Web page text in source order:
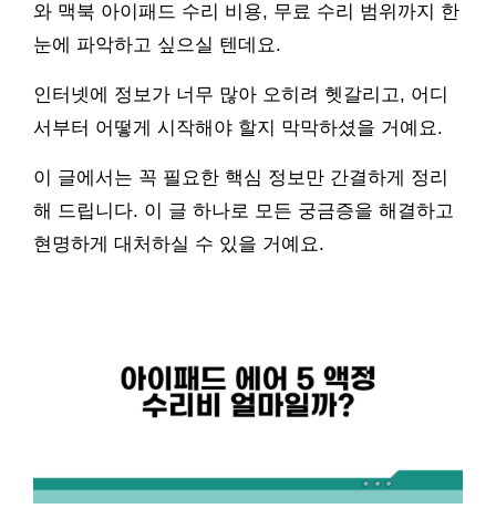
와 맥북 아이패드 수리 비용, 무료 수리 범위까지 한
눈에 파악하고 싶으실 텐데요.
인터넷에 정보가 너무 많아 오히려 헷갈리고, 어디
서부터 어떻게 시작해야 할지 막막하셨을 거예요.
이 글에서는 꼭 필요한 핵심 정보만 간결하게 정리
해 드립니다. 이 글 하나로 모든 궁금증을 해결하고
현명하게 대처하실 수 있을 거예요.